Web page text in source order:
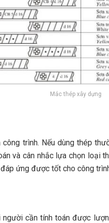
Mác thép xây dựng
trình. Nếu dùng thép
và cân nhắc lựa chọn loại
ứng được tốt cho công
người cần tính toán được